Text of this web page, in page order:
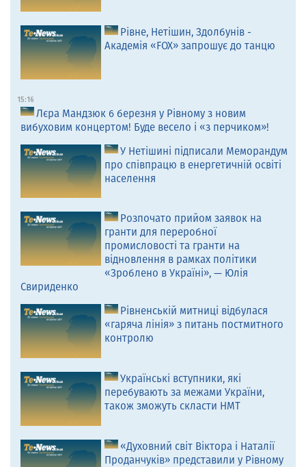
Рівне, Нетішин, Здолбунів -
Академія «FOX» запрошує до танцю
15:16
Лєра Мандзюк 6 березня у Рівному з новим
вибуховим концертом! Буде весело і «з перчиком»!
У Нетішині підписали Меморандум
про співпрацю в енергетичній освіті
населення
Розпочато прийом заявок на
гранти для переробної
промисловості та гранти на
відновлення в рамках політики
«Зроблено в Україні», — Юлія
Свириденко
Рівненській митниці відбулася
«гаряча лінія» з питань постмитного
контролю
Українські вступники, які
перебувають за межами України,
також зможуть скласти НМТ
«Духовний світ Віктора і Наталії
Проданчуків» представили у Рівному